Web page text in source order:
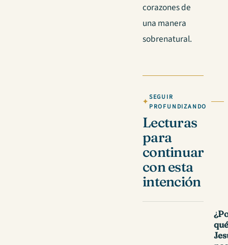
corazones de
una manera
sobrenatural.
SEGUIR
PROFUNDIZANDO
Lecturas
para
continuar
con esta
intención
qué